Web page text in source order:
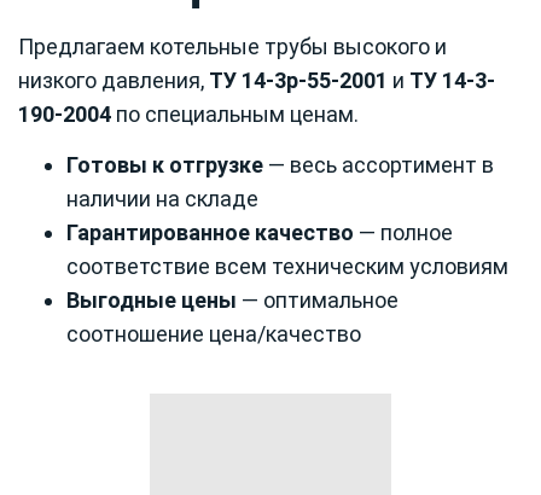
Предлагаем котельные трубы высокого и
низкого давления, ТУ 14-3р-55-2001 и ТУ 14-3-
190-2004 по специальным ценам.
Готовы к отгрузке — весь ассортимент в
наличии на складе
Гарантированное качество — полное
соответствие всем техническим условиям
Выгодные цены — оптимальное
соотношение цена/качество